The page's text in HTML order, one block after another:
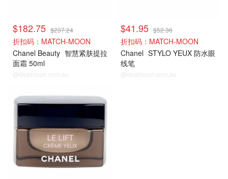
$182.75 $237.24
折扣码：MATCH-MOON
Chanel Beauty 智慧紧肤提拉
面霜 50ml
@dealmoon.com.au
$41.95 $52.36
折扣码：MATCH-MOON
Chanel STYLO YEUX 防水眼
线笔
@dealmoon.com.au